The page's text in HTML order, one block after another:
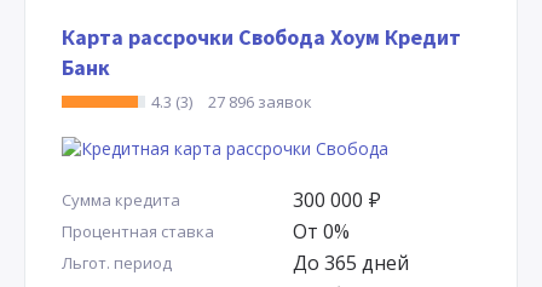
Карта рассрочки Свобода Хоум Кредит
Банк
4.3 (3) 27 896 заявок
Сумма кредита 300 000 Р
Процентная ставка От 0%
Льгот. период До 365 дней